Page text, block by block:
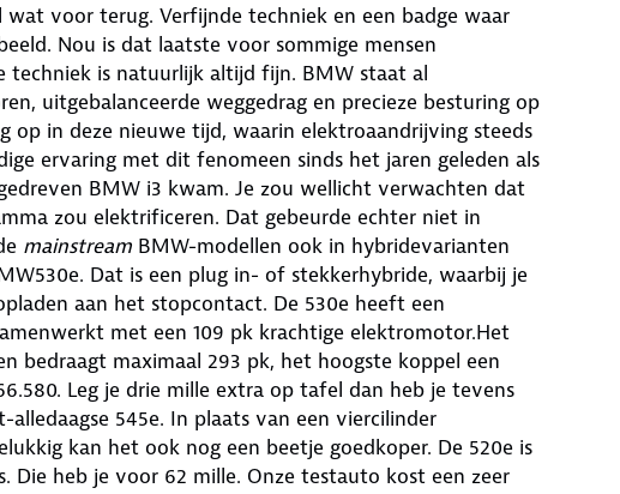
voor terug. Verfijnde techniek en een badge waar
Nou is dat laatste voor sommige mensen
techniek is natuurlijk altijd fijn. BMW staat al
uitgebalanceerde weggedrag en precieze besturing op
op in deze nieuwe tijd, waarin elektroaandrijving steeds
ervaring met dit fenomeen sinds het jaren geleden als
BMW i3 kwam. Je zou wellicht verwachten dat
zou elektrificeren. Dat gebeurde echter niet in
mainstream BMW-modellen ook in hybridevarianten
Dat is een plug in- of stekkerhybride, waarbij je
aan het stopcontact. De 530e heeft een
met een 109 pk krachtige elektromotor.Het
bedraagt maximaal 293 pk, het hoogste koppel een
Leg je drie mille extra op tafel dan heb je tevens
545e. In plaats van een viercilinder
kan het ook nog een beetje goedkoper. De 520e is
Die heb je voor 62 mille. Onze testauto kost een zeer